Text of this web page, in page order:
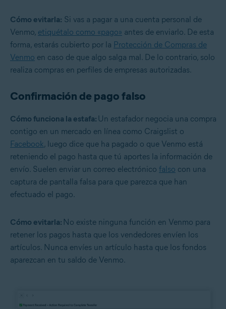
Cómo evitarla: Si vas a pagar a una cuenta personal de
Venmo, etiquétalo como «pago» antes de enviarlo. De esta
forma, estarás cubierto por la Protección de Compras de
Venmo en caso de que algo salga mal. De lo contrario, solo
realiza compras en perfiles de empresas autorizadas.
Confirmación de pago falso
Cómo funciona la estafa: Un estafador negocia una compra
contigo en un mercado en línea como Craigslist o
Facebook, luego dice que ha pagado o que Venmo está
reteniendo el pago hasta que tú aportes la información de
envío. Suelen enviar un correo electrónico falso con una
captura de pantalla falsa para que parezca que han
efectuado el pago.
Cómo evitarla: No existe ninguna función en Venmo para
retener los pagos hasta que los vendedores envíen los
artículos. Nunca envíes un artículo hasta que los fondos
aparezcan en tu saldo de Venmo.